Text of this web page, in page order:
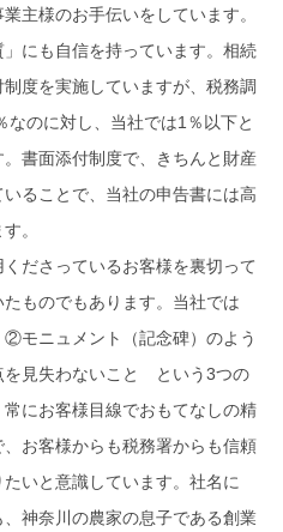
主様のお手伝いをしています。
にも自信を持っています。相続
度を実施していますが、税務調
のに対し、当社では1％以下と
書面添付制度で、きちんと財産
ることで、当社の申告書には高
。
ださっているお客様を裏切って
たものでもあります。当社では
ニュメント（記念碑）のよう
見失わないこと という3つの
にお客様目線でおもてなしの精
お客様からも税務署からも信頼
いと意識しています。社名に
、神奈川の農家の息子である創業